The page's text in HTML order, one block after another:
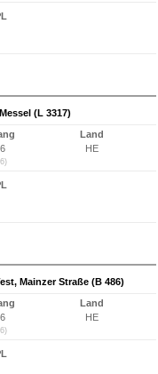
(L 3317)
Land
HE
Mainzer Straße (B 486)
Land
HE